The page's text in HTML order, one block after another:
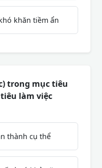
khăn tiềm ẩn
trong mục tiêu
làm việc
thành cụ thể